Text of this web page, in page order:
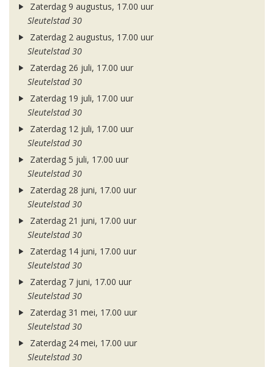
Zaterdag 9 augustus, 17.00 uur
Sleutelstad 30
Zaterdag 2 augustus, 17.00 uur
Sleutelstad 30
Zaterdag 26 juli, 17.00 uur
Sleutelstad 30
Zaterdag 19 juli, 17.00 uur
Sleutelstad 30
Zaterdag 12 juli, 17.00 uur
Sleutelstad 30
Zaterdag 5 juli, 17.00 uur
Sleutelstad 30
Zaterdag 28 juni, 17.00 uur
Sleutelstad 30
Zaterdag 21 juni, 17.00 uur
Sleutelstad 30
Zaterdag 14 juni, 17.00 uur
Sleutelstad 30
Zaterdag 7 juni, 17.00 uur
Sleutelstad 30
Zaterdag 31 mei, 17.00 uur
Sleutelstad 30
Zaterdag 24 mei, 17.00 uur
Sleutelstad 30